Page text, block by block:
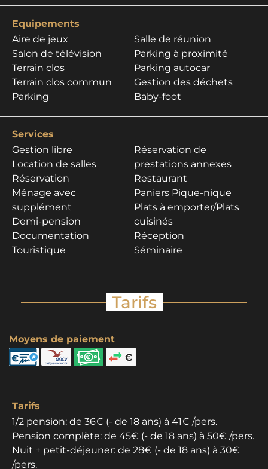
Equipements
Aire de jeux
Salon de télévision
Terrain clos
Terrain clos commun
Parking
Salle de réunion
Parking à proximité
Parking autocar
Gestion des déchets
Baby-foot
Services
Gestion libre
Location de salles
Réservation
Ménage avec
supplément
Demi-pension
Documentation
Touristique
Réservation de
prestations annexes
Restaurant
Paniers Pique-nique
Plats à emporter/Plats
cuisinés
Réception
Séminaire
Tarifs
Moyens de paiement
Tarifs
1/2 pension: de 36€ (- de 18 ans) à 41€ /pers.
Pension complète: de 45€ (- de 18 ans) à 50€ /pers.
Nuit + petit-déjeuner: de 28€ (- de 18 ans) à 30€
/pers.